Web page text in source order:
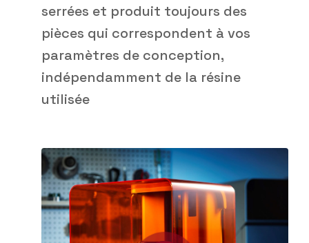
serrées et produit toujours des
pièces qui correspondent à vos
paramètres de conception,
indépendamment de la résine
utilisée